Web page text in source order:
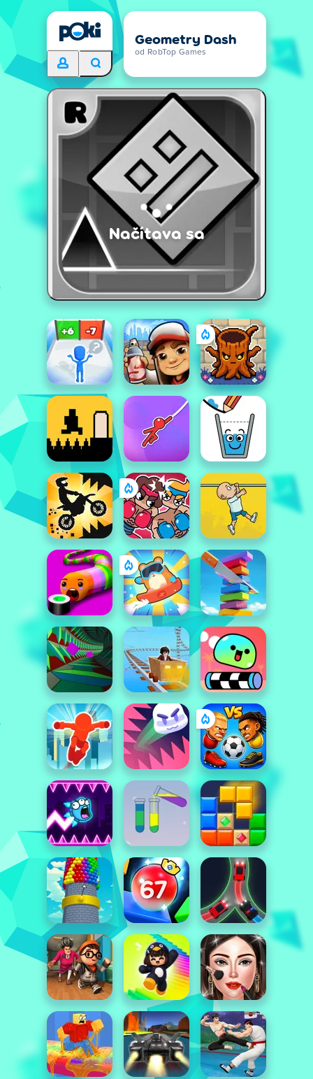
Geometry Dash
od RobTop Games
Načítava sa